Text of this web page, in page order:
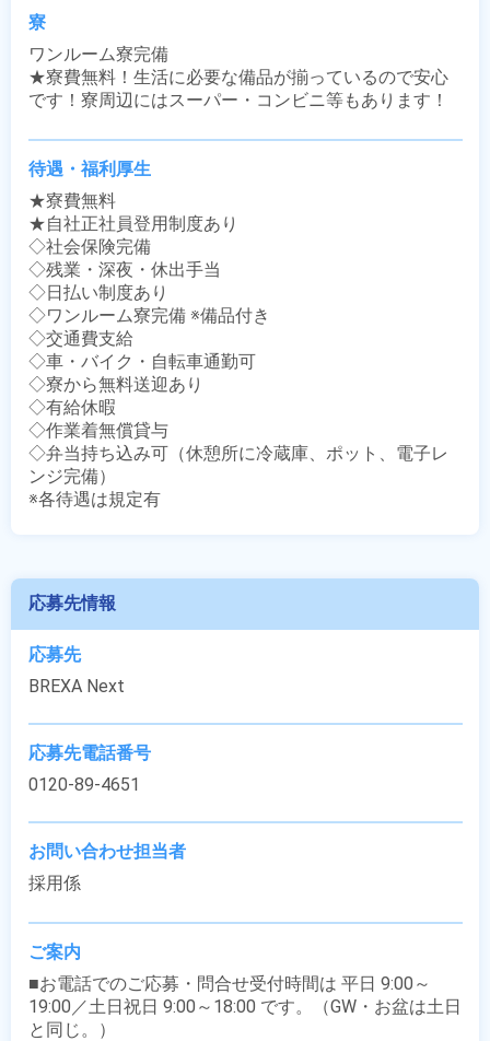
寮
ワンルーム寮完備
★寮費無料！生活に必要な備品が揃っているので安心
です！寮周辺にはスーパー・コンビニ等もあります！
待遇・福利厚生
★寮費無料
★自社正社員登用制度あり
◇社会保険完備
◇残業・深夜・休出手当
◇日払い制度あり
◇ワンルーム寮完備 ※備品付き
◇交通費支給
◇車・バイク・自転車通勤可
◇寮から無料送迎あり
◇有給休暇
◇作業着無償貸与
◇弁当持ち込み可（休憩所に冷蔵庫、ポット、電子レ
ンジ完備）
※各待遇は規定有
応募先情報
応募先
BREXA Next
応募先電話番号
0120-89-4651
お問い合わせ担当者
採用係
ご案内
■お電話でのご応募・問合せ受付時間は 平日 9:00～
19:00／土日祝日 9:00～18:00 です。（GW・お盆は土日
と同じ。）